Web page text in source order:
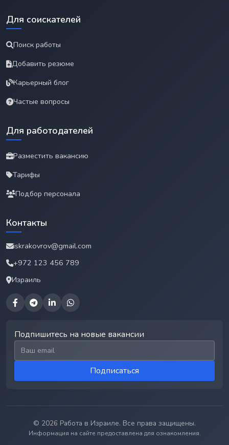
Для соискателей
Поиск работы
Добавить резюме
Карьерный блог
Частые вопросы
Для работодателей
Разместить вакансию
Тарифы
Подбор персонала
Контакты
iskrakovrov@gmail.com
+972 123 456 789
Израиль
Подпишитесь на новые вакансии
Email для подписки
Подписаться
© 2026 Работа в Израиле. Все права защищены.
Информация на сайте предоставлена для ознакомления.